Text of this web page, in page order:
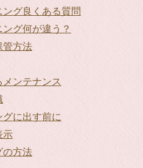
グ良くある質問
グ何が違う？
管方法
ンテナンス
に出す前に
示
の方法